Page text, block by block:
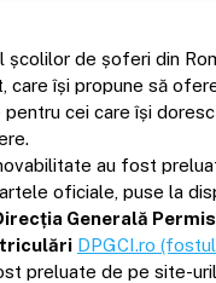
școlilor de șoferi din
care își propune să
cei care își
au fost
oficiale, puse la
Generală
DPGCI.ro
preluate de pe site-